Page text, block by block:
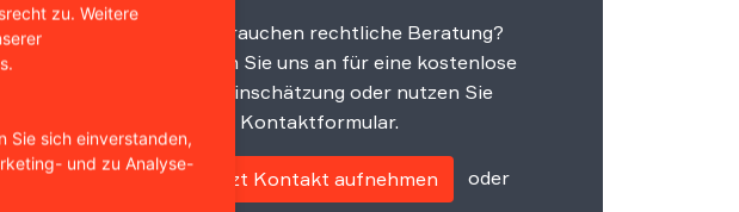
Sie brauchen rechtliche Beratung?
Rufen Sie uns an für eine kostenlose
Ersteinschätzung oder nutzen Sie
unser Kontaktformular.
Jetzt Kontakt aufnehmen oder
zu. Weitere
Sie sich einverstanden,
und zu Analyse-